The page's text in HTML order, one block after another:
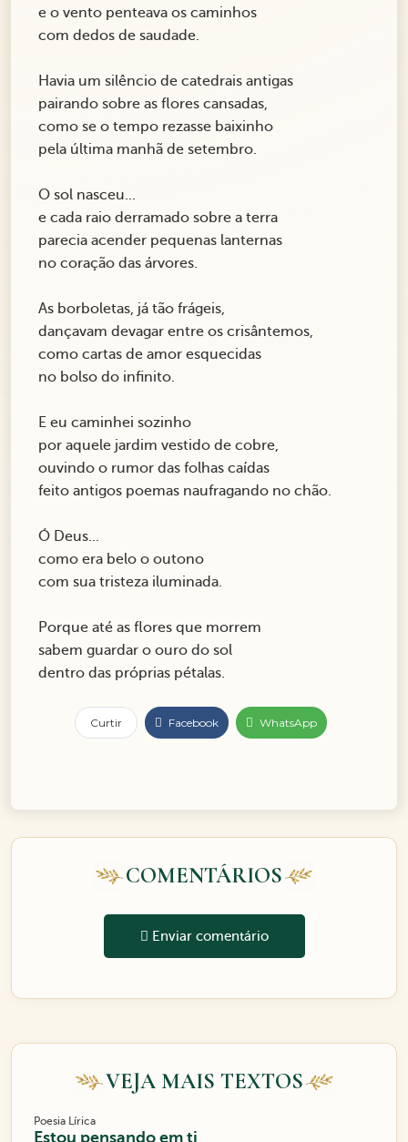
e o vento penteava os caminhos
com dedos de saudade.
Havia um silêncio de catedrais antigas
pairando sobre as flores cansadas,
como se o tempo rezasse baixinho
pela última manhã de setembro.
O sol nasceu...
e cada raio derramado sobre a terra
parecia acender pequenas lanternas
no coração das árvores.
As borboletas, já tão frágeis,
dançavam devagar entre os crisântemos,
como cartas de amor esquecidas
no bolso do infinito.
E eu caminhei sozinho
por aquele jardim vestido de cobre,
ouvindo o rumor das folhas caídas
feito antigos poemas naufragando no chão.
Ó Deus...
como era belo o outono
com sua tristeza iluminada.
Porque até as flores que morrem
sabem guardar o ouro do sol
dentro das próprias pétalas.
Curtir Facebook WhatsApp
COMENTÁRIOS
Enviar comentário
VEJA MAIS TEXTOS
Poesia Lírica
Estou pensando em ti